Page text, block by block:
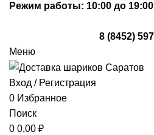
Режим работы: 10:00 до
8 (8452)
Меню
Вход / Регистрация
0 Избранное
Поиск
0 0,00 ₽